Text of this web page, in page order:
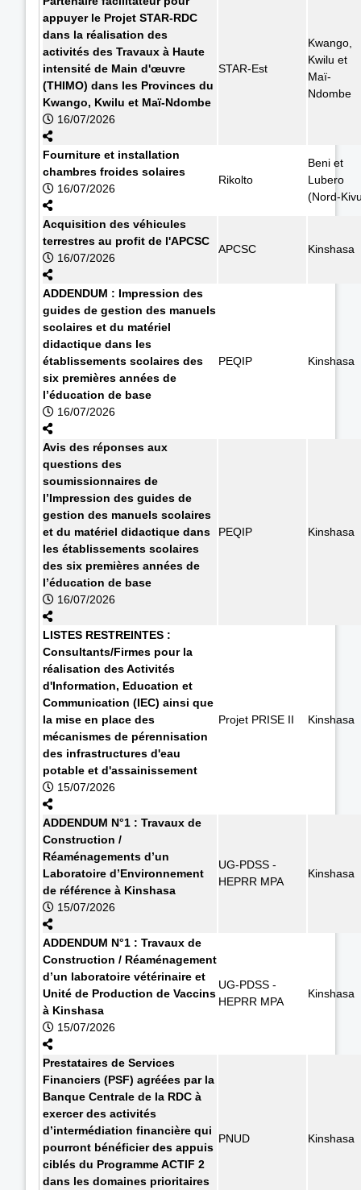
appuyer le Projet STAR-RDC
dans la réalisation des
activités des Travaux à Haute
intensité de Main d'œuvre
(THIMO) dans les Provinces du
Kwango, Kwilu et Maï-Ndombe
16/07/2026
STAR-Est
Kwango,
Kwilu et
Maï-
Ndombe
Fourniture et installation
chambres froides solaires
16/07/2026
Rikolto
Beni et
Lubero
(Nord-
Acquisition des véhicules
terrestres au profit de l'APCSC
16/07/2026
APCSC Kinshasa
ADDENDUM : Impression des
guides de gestion des manuels
scolaires et du matériel
didactique dans les
établissements scolaires des
six premières années de
l’éducation de base
16/07/2026
PEQIP Kinshasa
Avis des réponses aux
questions des
soumissionnaires de
l’Impression des guides de
gestion des manuels scolaires
et du matériel didactique dans
les établissements scolaires
des six premières années de
l’éducation de base
16/07/2026
PEQIP Kinshasa
LISTES RESTREINTES :
Consultants/Firmes pour la
réalisation des Activités
d'Information, Education et
Communication (IEC) ainsi que
la mise en place des
mécanismes de pérennisation
des infrastructures d'eau
potable et d'assainissement
15/07/2026
Projet PRISE II Kinshasa
ADDENDUM N°1 : Travaux de
Construction /
Réaménagements d’un
Laboratoire d’Environnement
de référence à Kinshasa
15/07/2026
UG-PDSS -
HEPRR MPA
Kinshasa
ADDENDUM N°1 : Travaux de
Construction / Réaménagement
d’un laboratoire vétérinaire et
Unité de Production de Vaccins
à Kinshasa
15/07/2026
UG-PDSS -
HEPRR MPA
Kinshasa
Prestataires de Services
Financiers (PSF) agréées par la
Banque Centrale de la RDC à
exercer des activités
d’intermédiation financière qui
pourront bénéficier des appuis
ciblés du Programme ACTIF 2
dans les domaines prioritaires
PNUD Kinshasa